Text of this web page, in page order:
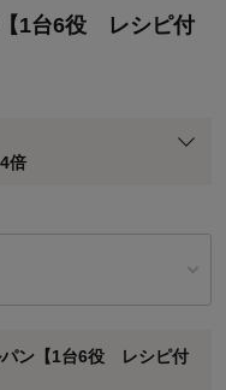
1台6役 レシピ付
倍
のみ）
レゼント
倍率適用前の基本ポイント
ン【1台6役 レシピ付